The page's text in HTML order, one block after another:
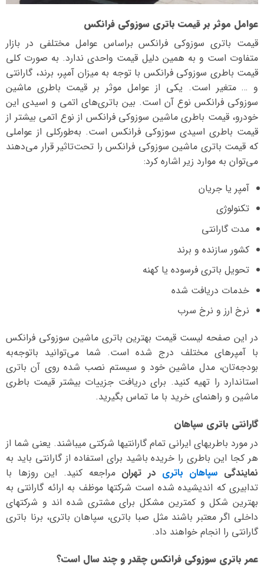
عوامل موثر بر قیمت باتری سوزوکی فرانکس
قیمت باتری سوزوکی فرانکس بر‌اساس عوامل مختلفی در بازار
متفاوت است و به همین دلیل قیمت واحدی ندارد. به صورت کلی
قیمت باطری سوزوکی فرانکس با توجه به میزان آمپر، برند، گارانتی
و … متغیر است. یکی از عوامل موثر بر قیمت باطری ماشین
سوزوکی فرانکس نوع آن است. بین باتری‌های اتمی و اسیدی این
خودرو، قیمت باطری ماشین سوزوکی فرانکس از نوع اتمی بیشتر از
قیمت باطری اسیدی سوزوکی فرانکس است. به‌طورکلی از عواملی
که قیمت باتری ماشین سوزوکی فرانکس را تحت‌تاثیر قرار می‌دهند
می‌توان به موارد زیر اشاره کرد:
آمپر یا جریان
تکنولوژی
مدت گارانتی
کشور سازنده و برند
تحویل باتری فرسوده یا کهنه
خدمات دریافت شده
نرخ ارز و نرخ سرب
در این صفحه لیست قیمت بهترین باتری ماشین سوزوکی فرانکس
با آمپرهای مختلف درج شده است. شما می‌توانید با‌توجه‌به
بودجه‌تان، مدل ماشین خود و سیستم نصب شده روی آن باتری
استاندارد را تهیه کنید. برای دریافت جزییات بیشتر قیمت باطری
ماشین و راهنمای خرید با ما تماس بگیرید.
گارانتی باتری سپاهان
در مورد باطریهای ایرانی تمام گارانتیها شرکتی میباشند. یعنی شما از
هر کجا این باطری را خریده باشید برای استفاده از گارانتی باید به
نمایندگی سپاهان باتری در تهران مراجعه کنید. این روزها با
تدابیری که اندیشیده شده است شرکتها موظف به ارائه گارانتی به
بهترین شکل و کمترین مشکل برای مشتری شده اند و شرکتهای
داخلی اگر معتبر باشند مثل صبا باتری، سپاهان باتری، برنا باتری
گارانتی را انجام خواهند داد.
عمر باتری سوزوکی فرانکس چقدر و چند سال است؟